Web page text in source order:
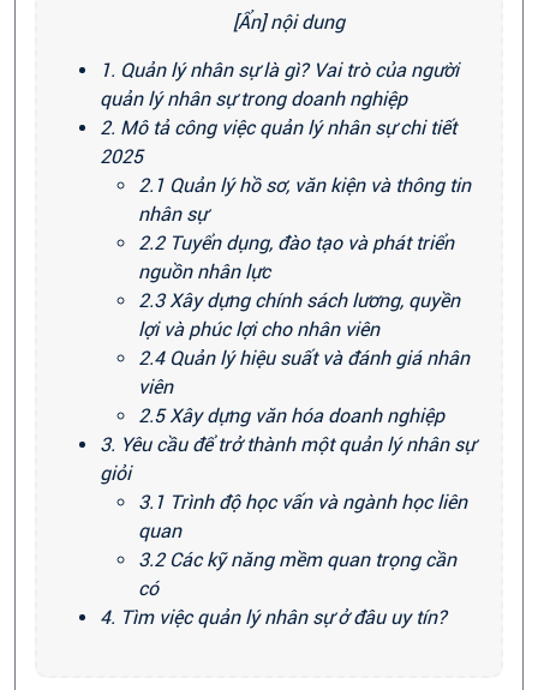
[Ẩn] nội dung
1. Quản lý nhân sự là gì? Vai trò của người
quản lý nhân sự trong doanh nghiệp
2. Mô tả công việc quản lý nhân sự chi tiết
2025
2.1 Quản lý hồ sơ, văn kiện và thông tin
nhân sự
2.2 Tuyển dụng, đào tạo và phát triển
nguồn nhân lực
2.3 Xây dựng chính sách lương, quyền
lợi và phúc lợi cho nhân viên
2.4 Quản lý hiệu suất và đánh giá nhân
viên
2.5 Xây dựng văn hóa doanh nghiệp
3. Yêu cầu để trở thành một quản lý nhân sự
giỏi
3.1 Trình độ học vấn và ngành học liên
quan
3.2 Các kỹ năng mềm quan trọng cần
có
4. Tìm việc quản lý nhân sự ở đâu uy tín?